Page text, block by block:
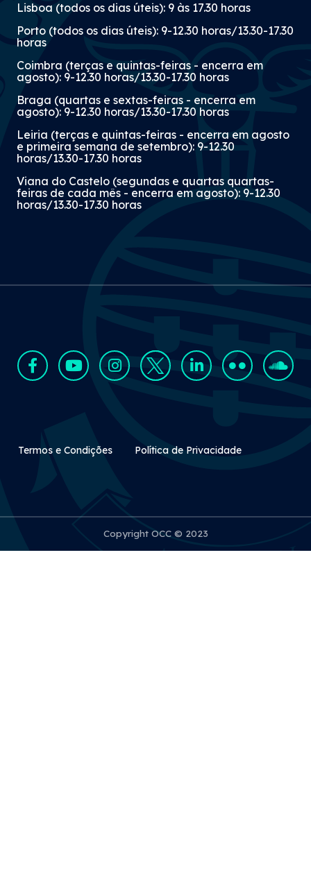
Lisboa (todos os dias úteis): 9 às 17.30 horas
Porto (todos os dias úteis): 9-12.30 horas/13.30-17.30
horas
Coimbra (terças e quintas-feiras - encerra em
agosto): 9-12.30 horas/13.30-17.30 horas
Braga (quartas e sextas-feiras - encerra em
agosto): 9-12.30 horas/13.30-17.30 horas
Leiria (terças e quintas-feiras - encerra em agosto
e primeira semana de setembro): 9-12.30
horas/13.30-17.30 horas
Viana do Castelo (segundas e quartas quartas-
feiras de cada mês - encerra em agosto): 9-12.30
horas/13.30-17.30 horas
Rodapé Secundário
Termos e Condições Política de Privacidade
Copyright OCC © 2023